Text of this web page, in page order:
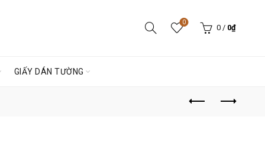
0
0 / 0₫
GIẤY DÁN TƯỜNG